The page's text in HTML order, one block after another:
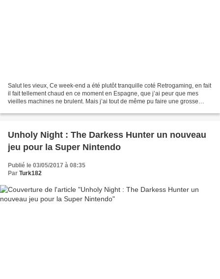
Salut les vieux, Ce week-end a été plutôt tranquille coté Retrogaming, en fait
il fait tellement chaud en ce moment en Espagne, que j’ai peur que mes
vieilles machines ne brulent. Mais j’ai tout de même pu faire une grosse
Unholy Night : The Darkess Hunter un nouveau
jeu pour la Super Nintendo
Publié le 03/05/2017 à 08:35
Par Turk182